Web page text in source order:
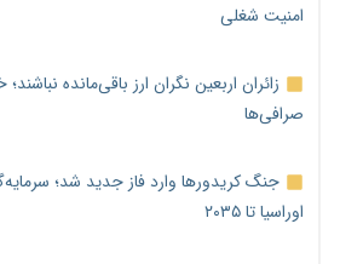
امنیت شغلی
زائران اربعین نگران ارز باقی‌مانده
صرافی‌ها
اوراسیا تا ۲۰۳۵